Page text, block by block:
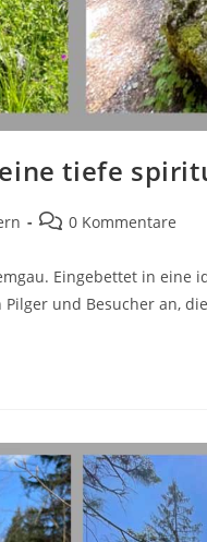
tiefe
Beitrags-
0 Kommentare
Eingebettet in eine
und Besucher an,